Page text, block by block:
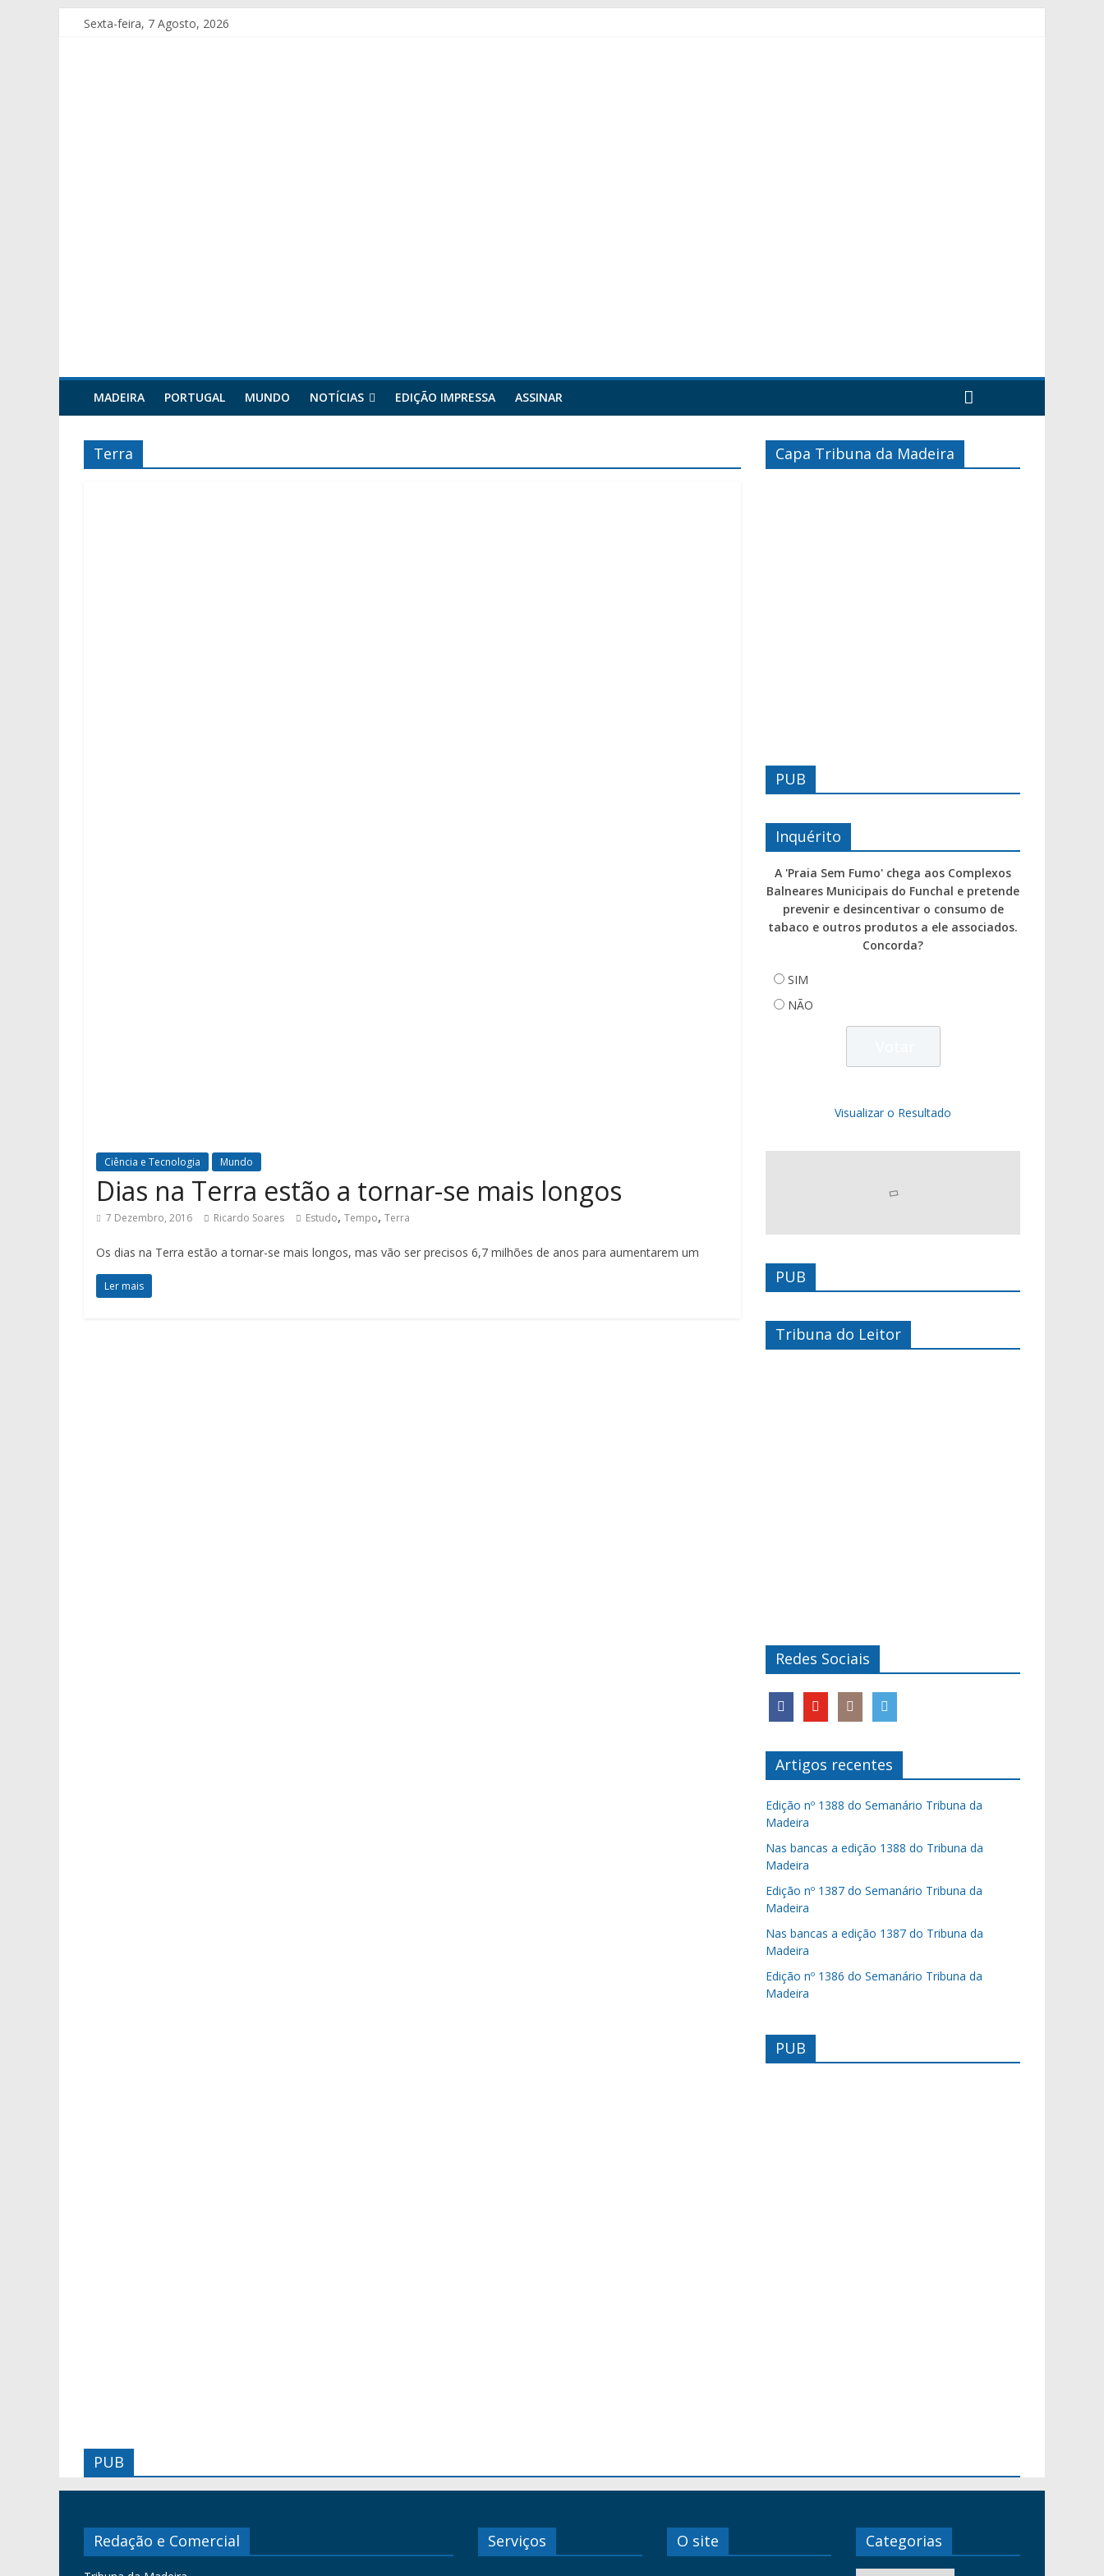
Sexta-feira, 7 Agosto, 2026
MADEIRA PORTUGAL MUNDO NOTÍCIAS EDIÇÃO IMPRESSA ASSINAR
Terra
Ciência e Tecnologia Mundo
Dias na Terra estão a tornar-se mais longos
7 Dezembro, 2016 Ricardo Soares Estudo, Tempo, Terra
Os dias na Terra estão a tornar-se mais longos, mas vão ser precisos 6,7 milhões de anos para aumentarem um
Ler mais
Capa Tribuna da Madeira
PUB
Inquérito
A 'Praia Sem Fumo' chega aos Complexos
Balneares Municipais do Funchal e pretende
prevenir e desincentivar o consumo de
tabaco e outros produtos a ele associados.
Concorda?
SIM
NÃO
Visualizar o Resultado
PUB
Tribuna do Leitor
Redes Sociais
Artigos recentes
Edição nº 1388 do Semanário Tribuna da
Madeira
Nas bancas a edição 1388 do Tribuna da
Madeira
Edição nº 1387 do Semanário Tribuna da
Madeira
Nas bancas a edição 1387 do Tribuna da
Madeira
Edição nº 1386 do Semanário Tribuna da
Madeira
PUB
PUB
Redação e Comercial Serviços O site Categorias